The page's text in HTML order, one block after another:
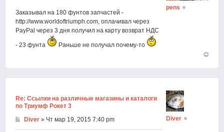
Заказывал на 180 фунтов запчастей -
http://www.worldoftriumph.com, оплачивал через
PayPal через 3 дня получил на карту возврат НДС
- 23 фунта Раньше не получал почему-то
pens
Re: Ссылки на различные магазины и каталоги
по Триумф Рокет 3
Diver » Чт мар 19, 2015 7:40 pm Diver